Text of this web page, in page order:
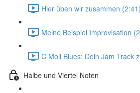
Hier üben wir zusammen (2:41)
Meine Beispiel Improvisation
C Moll Blues: Dein Jam Track
Halbe und Viertel Noten